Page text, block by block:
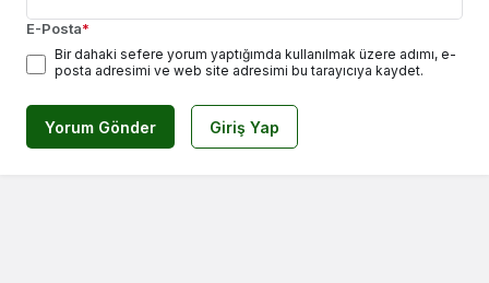
E-Posta*
Bir dahaki sefere yorum yaptığımda kullanılmak üzere adımı, e-
posta adresimi ve web site adresimi bu tarayıcıya kaydet.
Yorum Gönder Giriş Yap